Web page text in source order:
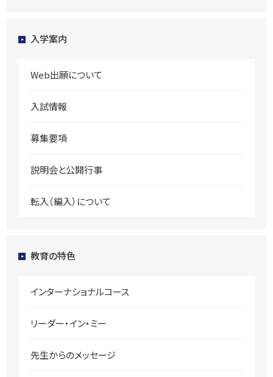
入学案内
Web出願について
入試情報
募集要項
説明会と公開行事
転入（編入）について
教育の特色
インターナショナルコース
リーダー・イン・ミー
先生からのメッセージ